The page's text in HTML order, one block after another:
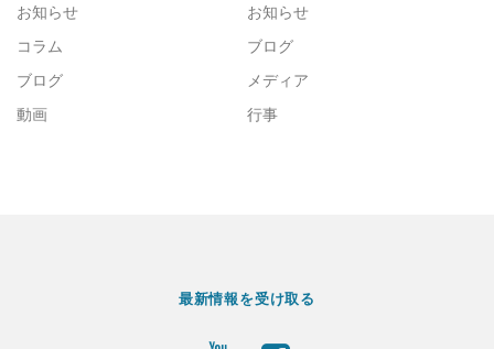
お知らせ
お知らせ
コラム
ブログ
ブログ
メディア
動画
行事
最新情報を受け取る